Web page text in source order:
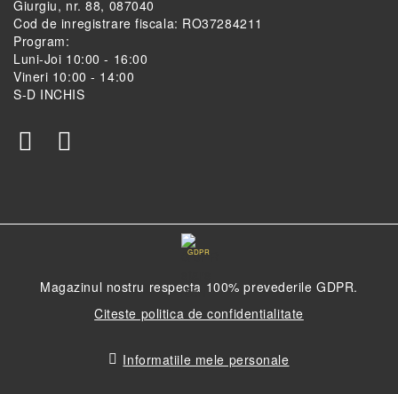
Giurgiu, nr. 88, 087040
Cod de inregistrare fiscala: RO37284211
Program:
Luni-Joi 10:00 - 16:00
Vineri 10:00 - 14:00
S-D INCHIS
GDPR
Magazinul nostru respecta 100% prevederile GDPR.
Citeste politica de confidentialitate
Informatiile mele personale